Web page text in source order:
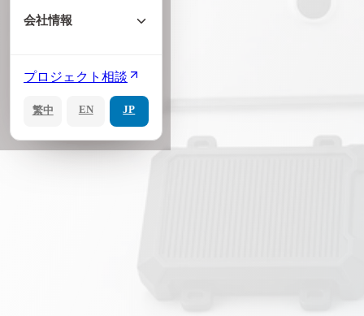
会社情報
プロジェクト相談
繁中 EN JP